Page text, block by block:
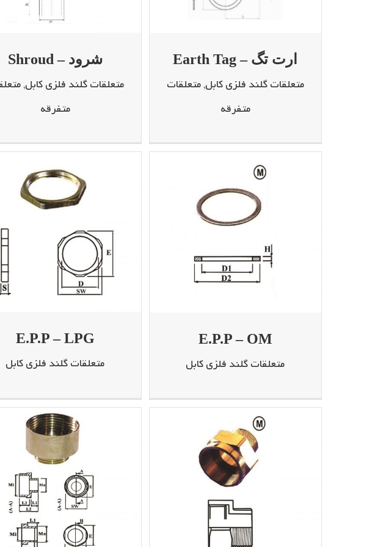
ارت تگ – Earth Tag
متعلقات گلند فلزی کابل,متعلقات
متفرقه
شرود – Shroud
متعلقات گلند فلزی کابل,
متفرقه
E.P.P – OM
متعلقات گلند فلزی کابل
E.P.P – LPG
متعلقات گلند فلزی کابل